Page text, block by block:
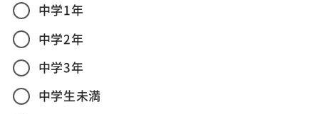
中学1年
中学2年
中学3年
中学生未満